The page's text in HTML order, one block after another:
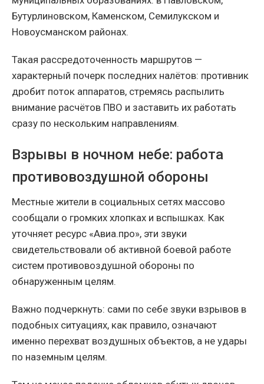
Бутурлиновском, Каменском, Семилукском и
Новоусманском районах.
Такая рассредоточенность маршрутов —
характерный почерк последних налётов: противник
дробит поток аппаратов, стремясь распылить
внимание расчётов ПВО и заставить их работать
сразу по нескольким направлениям.
Взрывы в ночном небе: работа
противовоздушной обороны
Местные жители в социальных сетях массово
сообщали о громких хлопках и вспышках. Как
уточняет ресурс «Авиа.про», эти звуки
свидетельствовали об активной боевой работе
систем противовоздушной обороны по
обнаруженным целям.
Важно подчеркнуть: сами по себе звуки взрывов в
подобных ситуациях, как правило, означают
именно перехват воздушных объектов, а не удары
по наземным целям.